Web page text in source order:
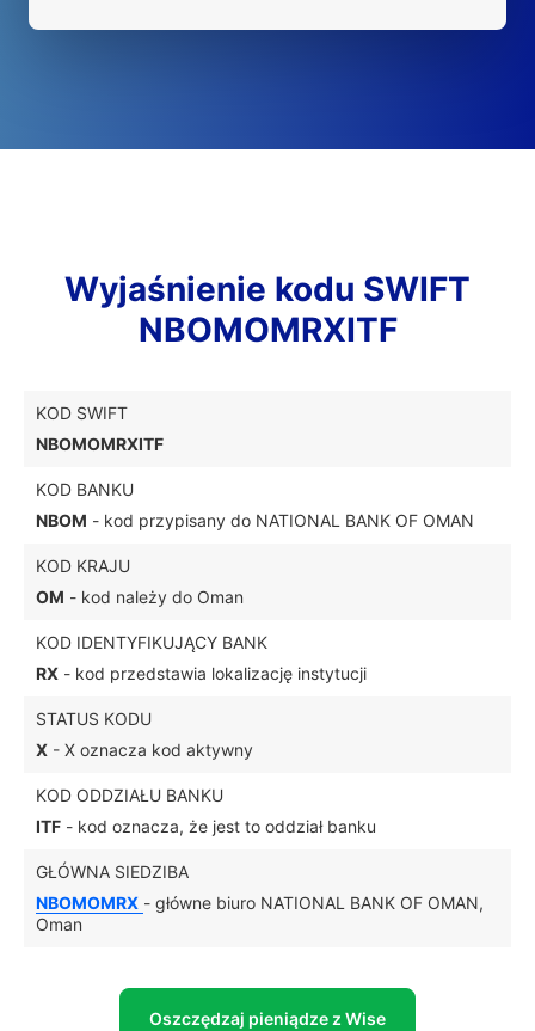
Wyjaśnienie kodu SWIFT
NBOMOMRXITF
KOD SWIFT
NBOMOMRXITF
KOD BANKU
NBOM - kod przypisany do NATIONAL BANK OF OMAN
KOD KRAJU
OM - kod należy do Oman
KOD IDENTYFIKUJĄCY BANK
RX - kod przedstawia lokalizację instytucji
STATUS KODU
X - X oznacza kod aktywny
KOD ODDZIAŁU BANKU
ITF - kod oznacza, że jest to oddział banku
GŁÓWNA SIEDZIBA
NBOMOMRX - główne biuro NATIONAL BANK OF OMAN,
Oman
Oszczędzaj pieniądze z Wise